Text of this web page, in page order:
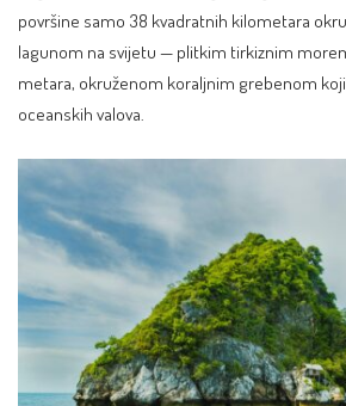
površine samo 38 kvadratnih kilometara
lagunom na svijetu — plitkim tirkiznim
metara, okruženom koraljnim grebenom
oceanskih valova.